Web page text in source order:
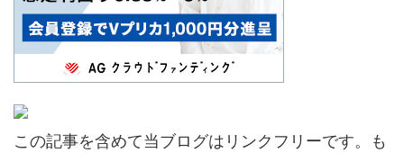
この記事を含めて当ブログはリンクフリーです。も